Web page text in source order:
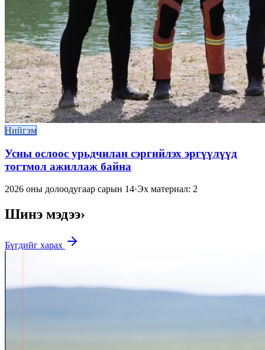
Нийгэм
Усны ослоос урьдчилан сэргийлэх эргүүлүүд
тогтмол ажиллаж байна
2026 оны долоодугаар сарын 14·Эх материал: 2
Шинэ мэдээ›
Бүгдийг харах